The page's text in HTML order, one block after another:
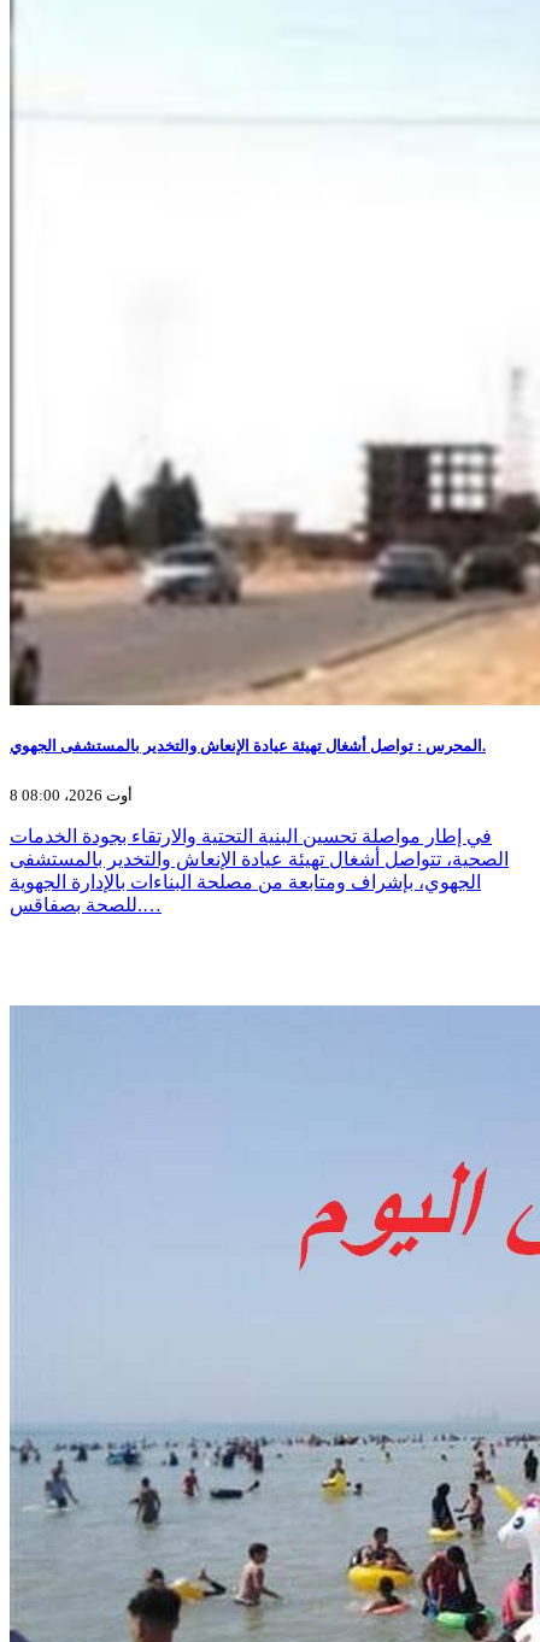
المحرس : تواصل أشغال تهيئة عيادة الإنعاش والتخدير بالمستشفى الجهوي.
8 أوت 2026، 08:00
في إطار مواصلة تحسين البنية التحتية والارتقاء بجودة الخدمات
الصحية، تتواصل أشغال تهيئة عيادة الإنعاش والتخدير بالمستشفى
الجهوي، بإشراف ومتابعة من مصلحة البناءات بالإدارة الجهوية
للصحة بصفاقس.…